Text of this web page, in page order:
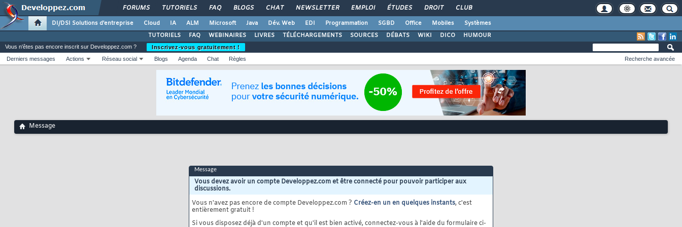
FORUMS TUTORIELS FAQ BLOGS CHAT NEWSLETTER EMPLOI ÉTUDES DROIT CLUB
DI/DSI Solutions d'entreprise Cloud IA ALM Microsoft Java Dév. Web EDI Programmation SGBD Office Mobiles
Systèmes
TUTORIELS
FAQ WEBINAIRES LIVRES TÉLÉCHARGEMENTS SOURCES DÉBATS WIKI DICO HUMOUR
Vous n'êtes pas encore inscrit sur Developpez.com ?
Inscrivez-vous gratuitement !
Derniers messages
Actions Réseau social Blogs Agenda Chat Règles Recherche avancée
Message
Message
Vous devez avoir un compte Developpez.com et être connecté pour pouvoir participer aux
discussions.
Vous n'avez pas encore de compte Developpez.com ? Créez-en un en quelques instants, c'est
entièrement gratuit !
Si vous disposez déjà d'un compte et qu'il est bien activé, connectez-vous à l'aide du formulaire ci-